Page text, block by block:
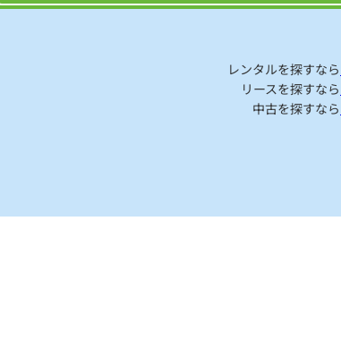
レンタルを探すなら
リースを探すなら
中古を探すなら